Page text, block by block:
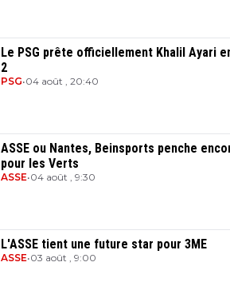
Le PSG prête officiellement Khalil Ayari
2
PSG•04 août , 20:40
ASSE ou Nantes, Beinsports penche
pour les Verts
ASSE•04 août , 9:30
L'ASSE tient une future star pour 3ME
ASSE•03 août , 9:00